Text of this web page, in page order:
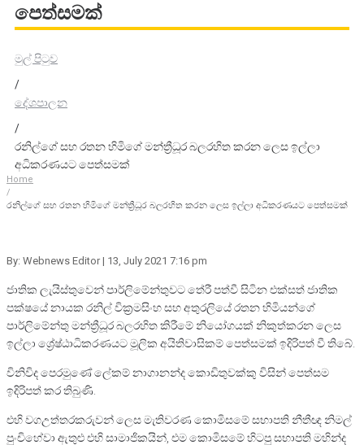
පෙත්සමක්
මුල් පිටුව
/
දේශපාලන
/
රනිල්ගේ සහ රතන හිමිගේ මන්ත්‍රීධූර බලරහිත කරන ලෙස ඉල්ලා
අධිකරණයට පෙත්සමක්
Home
/
රනිල්ගේ සහ රතන හිමිගේ මන්ත්‍රීධූර බලරහිත කරන ලෙස ඉල්ලා අධිකරණයට පෙත්සමක්
By: Webnews Editor | 13, July 2021 7:16 pm
ජාතික ලැයිස්තුවෙන් පාර්ලිමේන්තුවට තේරී පත්වී සිටින එක්සත් ජාතික
පක්ෂයේ නායක රනිල් වික්‍රමසිංහ සහ අතුරලියේ රතන හිමියන්ගේ
පාර්ලිමේන්තු මන්ත්‍රීධූර බලරහිත කිරීමේ නියෝගයක් නිකුත්කරන ලෙස
ඉල්ලා ශ්‍රේෂ්ඨාධිකරණයට මූලික අයිතිවාසිකම් පෙත්සමක් ඉදිරිපත් වී තිබේ.
විනිවිද පෙරමුණේ ලේකම් නාගානන්ද කොඩිතුවක්කු විසින් පෙත්සම
ඉදිරිපත් කර තිබුණි.
එහි වගඋත්තරකරුවන් ලෙස මැතිවරණ කොමිසමේ සභාපති නීතීඥ නිමල්
පුංචිහේවා ඇතුළු එහි සාමාජිකයින්, එම කොමිසමේ හිටපු සභාපති මහින්ද